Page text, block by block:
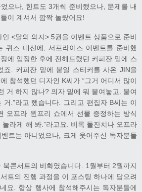
으나, 힌트도 3개씩 준비했으나, 문제를 내
이 계셔서 깜짝 놀랐어요!
<달의 의지> 5권을 이벤트 상품으로 준비
퀴즈 대신에, 서프라이즈 이벤트를 준비했
에 입장한 후에 전해드렸던 커피잔 밑에 스
죠. 커피잔 밑에 붙일 스티커를 사온 JIN을
참석했던 디자인 K씨가 “그거 어디서 많이
거 하지 않나? 의자 밑에 뭐 붙여놓고. 붙여
.”라고 했습니다. 그리고 편집자 B씨는 이
오프라 윈프리 쇼에서 선물 증정하는 방식
라게 해 봐.”라고요. 비록 돌잔치나 오프라
트는 아니었으나, 크게 웃어주신 독자분들
콘서트의 비화였습니다. 1월부터 2월까지
트의 진행 과정을 이 포스팅 하나에 담으려
요. 항상 행사에 참석해주시는 독자분들에